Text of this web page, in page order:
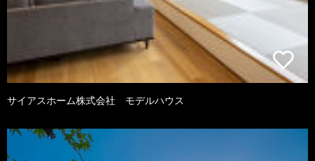
サイアスホーム株式会社 モデルハウス